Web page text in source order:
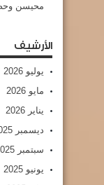
محيسن
الأرشيف
يوليو 2026
مايو 2026
يناير 2026
ديسمبر 2025
سبتمبر 2025
يونيو 2025